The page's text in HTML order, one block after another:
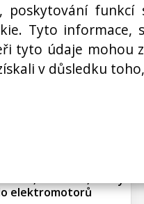
poskytování
Tyto
tyto údaje
v důsledku
elektromotorů